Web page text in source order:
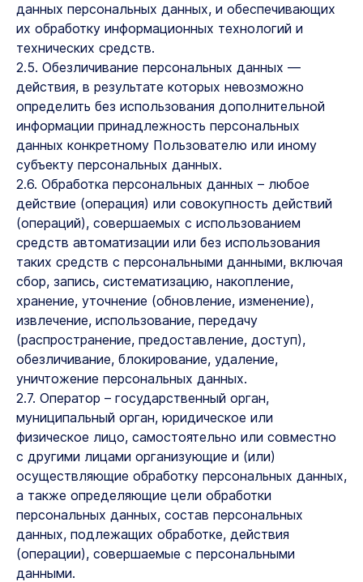
данных персональных данных, и обеспечивающих
их обработку информационных технологий и
технических средств.
2.5. Обезличивание персональных данных —
действия, в результате которых невозможно
определить без использования дополнительной
информации принадлежность персональных
данных конкретному Пользователю или иному
субъекту персональных данных.
2.6. Обработка персональных данных – любое
действие (операция) или совокупность действий
(операций), совершаемых с использованием
средств автоматизации или без использования
таких средств с персональными данными, включая
сбор, запись, систематизацию, накопление,
хранение, уточнение (обновление, изменение),
извлечение, использование, передачу
(распространение, предоставление, доступ),
обезличивание, блокирование, удаление,
уничтожение персональных данных.
2.7. Оператор – государственный орган,
муниципальный орган, юридическое или
физическое лицо, самостоятельно или совместно
с другими лицами организующие и (или)
осуществляющие обработку персональных данных,
а также определяющие цели обработки
персональных данных, состав персональных
данных, подлежащих обработке, действия
(операции), совершаемые с персональными
данными.